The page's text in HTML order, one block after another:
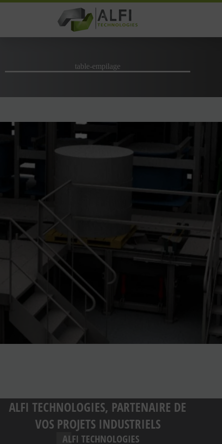
Passer
table-empilage
ALFI TECHNOLOGIES, PARTENAIRE DE
VOS PROJETS INDUSTRIELS
ALFI TECHNOLOGIES